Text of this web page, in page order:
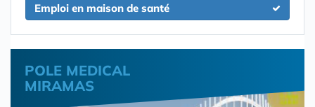
Emploi en maison de santé
POLE MEDICAL
MIRAMAS